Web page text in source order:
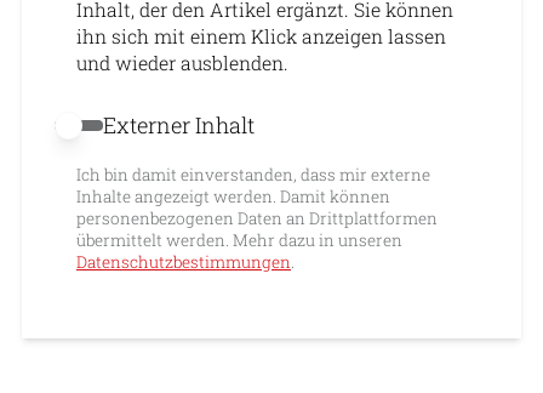
Inhalt, der den Artikel ergänzt. Sie können
ihn sich mit einem Klick anzeigen lassen
und wieder ausblenden.
Externer Inhalt erlauben
Externer Inhalt
Ich bin damit einverstanden, dass mir externe
Inhalte angezeigt werden. Damit können
personenbezogenen Daten an Drittplattformen
übermittelt werden. Mehr dazu in unseren
Datenschutzbestimmungen.